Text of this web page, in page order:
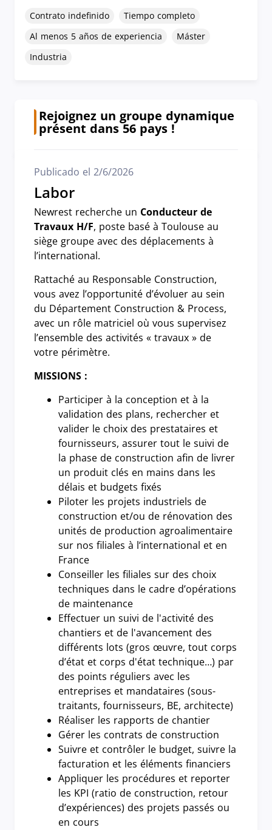
Contrato indefinido
Tiempo completo
Al menos 5 años de experiencia
Máster
Industria
Rejoignez un groupe dynamique
présent dans 56 pays !
Publicado el 2/6/2026
Labor
Newrest recherche un Conducteur de
Travaux H/F, poste basé à Toulouse au
siège groupe avec des déplacements à
l’international.
Rattaché au Responsable Construction,
vous avez l’opportunité d’évoluer au sein
du Département Construction & Process,
avec un rôle matriciel où vous supervisez
l’ensemble des activités « travaux » de
votre périmètre.
MISSIONS :
Participer à la conception et à la
validation des plans, rechercher et
valider le choix des prestataires et
fournisseurs, assurer tout le suivi de
la phase de construction afin de livrer
un produit clés en mains dans les
délais et budgets fixés
Piloter les projets industriels de
construction et/ou de rénovation des
unités de production agroalimentaire
sur nos filiales à l’international et en
France
Conseiller les filiales sur des choix
techniques dans le cadre d’opérations
de maintenance
Effectuer un suivi de l'activité des
chantiers et de l'avancement des
différents lots (gros œuvre, tout corps
d’état et corps d'état technique…) par
des points réguliers avec les
entreprises et mandataires (sous-
traitants, fournisseurs, BE, architecte)
Réaliser les rapports de chantier
Gérer les contrats de construction
Suivre et contrôler le budget, suivre la
facturation et les éléments financiers
Appliquer les procédures et reporter
les KPI (ratio de construction, retour
d’expériences) des projets passés ou
en cours